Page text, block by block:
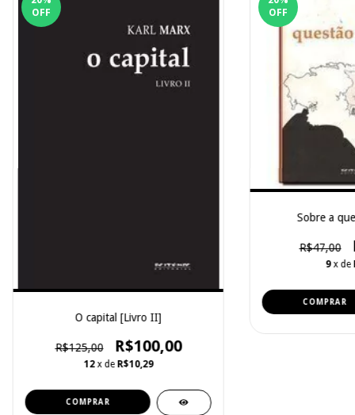
OFF
O capital [Livro II]
R$125,00 R$100,00
12 x de R$10,29
OFF
Sobre a
R$47,00
9 x de